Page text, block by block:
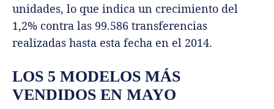
unidades, lo que indica un crecimiento del
1,2% contra las 99.586 transferencias
realizadas hasta esta fecha en el 2014.
LOS 5 MODELOS MÁS
VENDIDOS EN MAYO